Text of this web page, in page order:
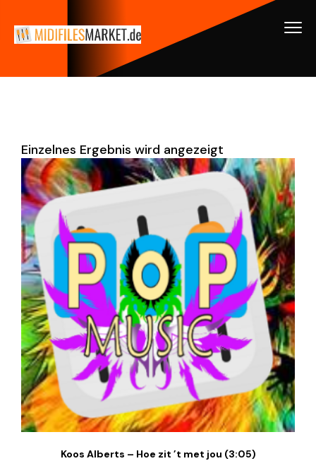
Einzelnes Ergebnis wird angezeigt
Koos Alberts – Hoe zit ’t met jou (3:05)